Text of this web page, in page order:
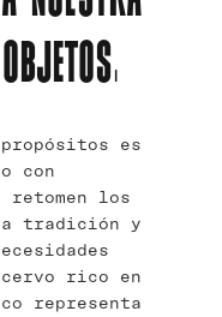
propósitos es
con
los
tradición y
rico en
representa